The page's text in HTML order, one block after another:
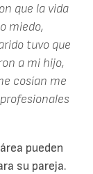
que la vida
miedo,
tuvo que
a mi hijo,
cosían me
pueden
su pareja.